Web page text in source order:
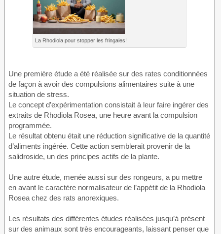
La Rhodiola pour stopper les fringales!
Une première étude a été réalisée sur des rates conditionnées
de façon à avoir des compulsions alimentaires suite à une
situation de stress.
Le concept d’expérimentation consistait à leur faire ingérer des
extraits de Rhodiola Rosea, une heure avant la compulsion
programmée.
Le résultat obtenu était une réduction significative de la quantité
d’aliments ingérée. Cette action semblerait provenir de la
salidroside, un des principes actifs de la plante.
Une autre étude, menée aussi sur des rongeurs, a pu mettre
en avant le caractère normalisateur de l’appétit de la Rhodiola
Rosea chez des rats anorexiques.
Les résultats des différentes études réalisées jusqu’à présent
sur des animaux sont très encourageants, laissant penser que